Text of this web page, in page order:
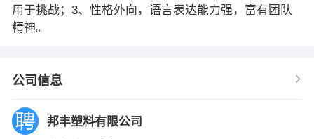
用于挑战；3、性格外向，语言表达能力强，富有团队
精神。
公司信息
邦丰塑料有限公司